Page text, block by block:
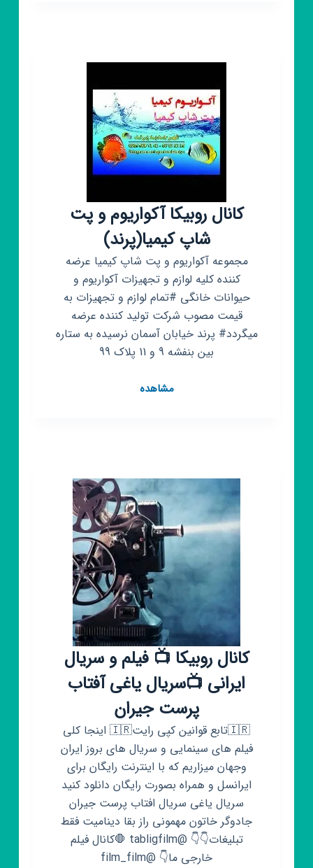
کانال روبیکا آکواریوم و پت
شاپ کیمیا(پرند)
مجموعه آکواریوم و پت شاپ کیمیا عرضه
کننده کلیه لوازم و تجهیزات آکواریوم و
حیوانات خانگی #تمام لوازم و تجهیزات به
قیمت مصوب شرکت تولید کننده عرضه
میگردد# پرند خیابان آسمان نرسیده به ستاره
بین بنفشه 9 و 11 پلاک 99
مشاهدهکانال
کیمیا(پرند)
کانال روبیکا 📺 فیلم و سریال
ایرانی 📺سریال یاغی آفتاب
پرست جیران
🇮🇷تابع قوانین کپی رایت🇮🇷 اینجا کلی
فیلم های سینمایی و سریال های بروز ایران
وجهان میزاریم که با اینترنت رایگان برای
ایرانسل و همراه بصورت رایگان دانلود کنید
سریال یاغی سریال افتاب پرست جیران
جادوگر خاتون مهمونی راز بقا دینامیت فقط
تبلیغات👇👇 @tabligfilm 🛑کانال فیلم
خارجی ما👇 @film_film